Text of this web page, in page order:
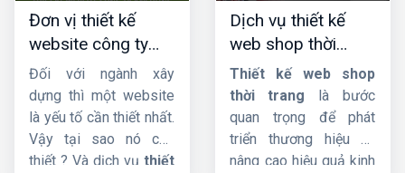
sẽ là cầu nối vững
chắc giữa thương hiệu
của bạn và khách hàng
tiềm năng, giúp bạn
bứt phá doanh số và
khẳng định vị thế trên
thị trường.
Đơn vị thiết kế
website công ty
xây dựng chuyên
nghiệp, chuẩn SEO
Đối với ngành xây
dựng thì một website
là yếu tố cần thiết nhất.
Vậy tại sao nó cần
thiết ? Và dịch vụ thiết
Dịch vụ thiết kế
web shop thời
trang đẹp, ấn
tượng, chuyên
nghiệp
Thiết kế web shop
thời trang là bước
quan trọng để phát
triển thương hiệu và
nâng cao hiệu quả kinh